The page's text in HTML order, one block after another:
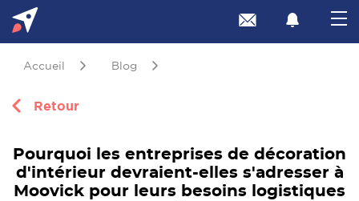
Accueil Blog
Retour
Pourquoi les entreprises de décoration
d'intérieur devraient-elles s'adresser à
Moovick pour leurs besoins logistiques